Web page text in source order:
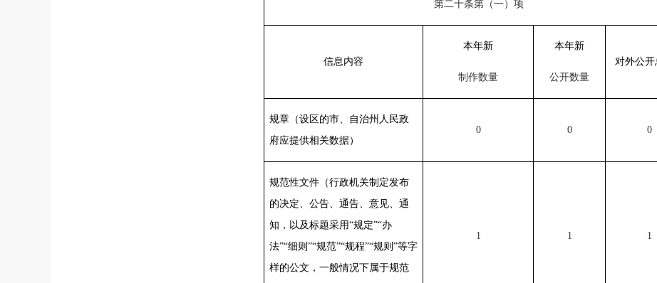
第二十条第（一）项
信息内容
本年新
制作数量
本年新
公开数量
对外公开
规章 （设区的市、自治州人民政
府应提供相关数据）
0 0 0
规范性文件（行政机关制定发布
的决定、公告、通告、意见、通
知，以及标题采用“规定”“办
法”“细则”“规范”“规程”“规则”等字
样的公文，一般情况下属于规范
1 1 1